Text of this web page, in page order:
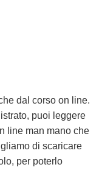
dal corso on line.
puoi leggere
line man mano che
di scaricare
per poterlo